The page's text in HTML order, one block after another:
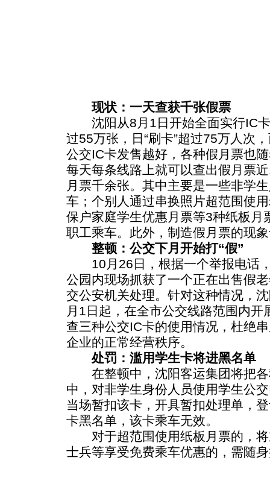
现状：一天查获千张假票
沈阳从8月1日开始全面实行IC卡
过55万张，日“刷卡”超过75万人次
公交IC卡发售越好，各种假月票也
每天每条线路上就可以查出假月票
月票千余张。其中主要是一些非学
车；个别人通过串换照片超范围使
保户家庭学生优惠月票等3种纸板月
职工乘车。此外，制造假月票的现
整顿：公交下月开始打“假”
10月26日，根据一个举报电话，
公园内现场抓获了一个正在出售假
交公安机关处理。针对这种情况，
月1日起，在全市公交线路范围内开
查三种公交IC卡的使用情况，杜绝
企业的正常经营秩序。
处罚：滥用学生卡将进黑名单
在整顿中，沈阳客运集团将把各
中，对非学生身份人员使用学生公
当场暂扣该卡，开具暂扣处理单，
卡黑名单，该卡乘车无效。
对于超范围使用纸板月票的，将
士兵等享受免费乘车优惠的，需随